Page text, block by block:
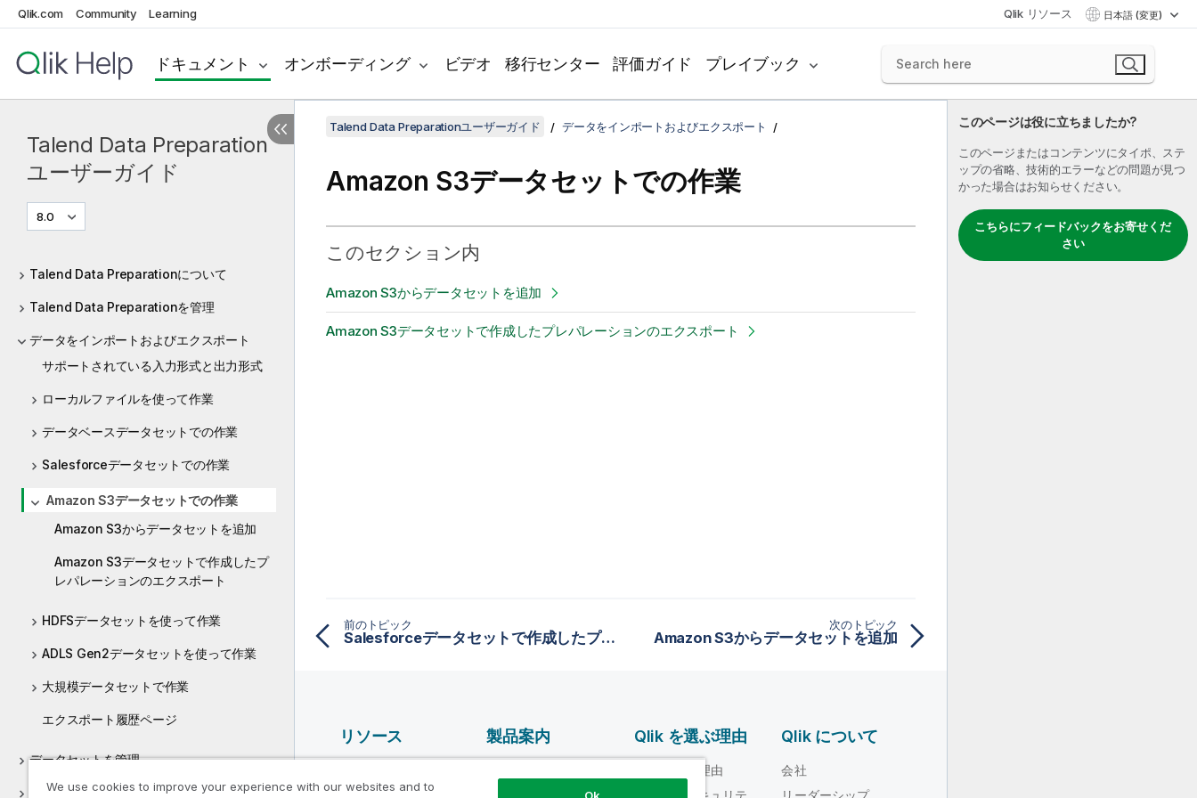
Qlik.com Community Learning Qlik リソース 日本語 (変更)
ドキュメント オンボーディング ビデオ 移行センター 評価ガイド プレイブック
Talend Data Preparation
ユーザーガイド
8.0
Talend Data Preparationについて
Talend Data Preparationを管理
データをインポートおよびエクスポート
サポートされている入力形式と出力形式
ローカルファイルを使って作業
データベースデータセットでの作業
Salesforceデータセットでの作業
Amazon S3データセットでの作業
Amazon S3からデータセットを追加
Amazon S3データセットで作成したプ
レパレーションのエクスポート
HDFSデータセットを使って作業
ADLS Gen2データセットを使って作業
大規模データセットで作業
エクスポート履歴ページ
データセットを管理
プレパレーションを管理
このページは役に立ちましたか?
このページまたはコンテンツにタイポ、ステ
ップの省略、技術的エラーなどの問題が見つ
かった場合はお知らせください。
こちらにフィードバックをお寄せくだ
さい
Talend Data Preparationユーザーガイド データをインポートおよびエクスポート
Amazon S3データセットでの作業
このセクション内
Amazon S3からデータセットを追加
Amazon S3データセットで作成したプレパレーションのエクスポート
前のトピック
Salesforceデータセットで作成したプレパレーションのエクスポート
次のトピック
Amazon S3からデータセットを追加
リソース
Qlik Developer
製品案内
品質
Qlik を選ぶ理由
Qlik を選ぶ理由
信頼性とセキュリテ
Qlik について
会社
リーダーシップ
We use cookies to improve your experience with our websites and to